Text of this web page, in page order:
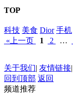
TOP
科技 美食 Dior 手机
«上一页
1 2 …
关于我们| 友情链接|
回到顶部 返回
频道推荐